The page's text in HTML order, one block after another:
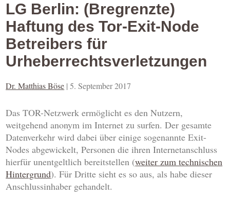
LG Berlin: (Bregrenzte)
Haftung des Tor-Exit-Node
Betreibers für
Urheberrechtsverletzungen
Dr. Matthias Böse |5. September 2017
Das TOR-Netzwerk ermöglicht es den Nutzern,
weitgehend anonym im Internet zu surfen. Der gesamte
Datenverkehr wird dabei über einige sogenannte Exit-
Nodes abgewickelt, Personen die ihren Internetanschluss
hierfür unentgeltlich bereitstellen (weiter zum technischen
Hintergrund). Für Dritte sieht es so aus, als habe dieser
Anschlussinhaber gehandelt.